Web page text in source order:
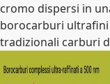
cromo dispersi in
borocarburi ultrafini
tradizionali carburi